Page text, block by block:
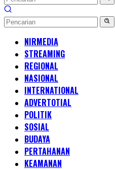
NIRMEDIA
STREAMING
REGIONAL
NASIONAL
INTERNATIONAL
ADVERTOTIAL
POLITIK
SOSIAL
BUDAYA
PERTAHANAN
KEAMANAN